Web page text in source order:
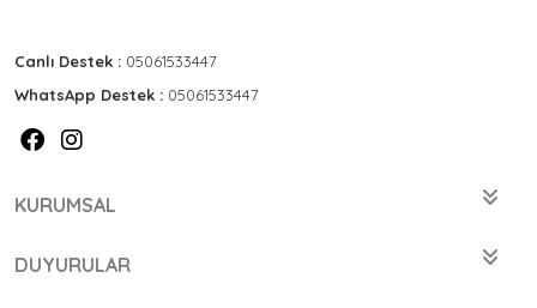
Canlı Destek : 05061533447
WhatsApp Destek : 05061533447
KURUMSAL
DUYURULAR